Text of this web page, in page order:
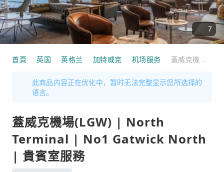
7
首頁 英国 英格兰 加特威克 机场服务
此商品内容正在优化中，暂时无法完整显示您所选择的
语言。
蓋威克機場(LGW) | North
Terminal | No1 Gatwick North
| 貴賓室服務